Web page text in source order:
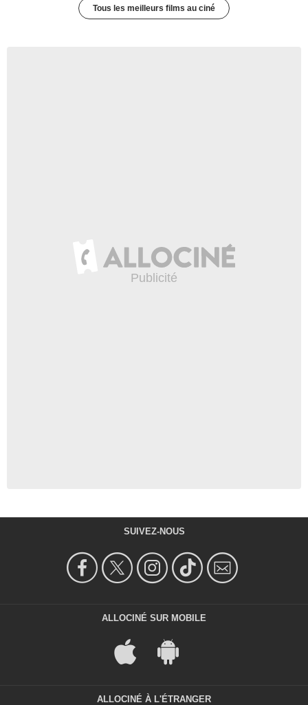
Tous les meilleurs films au ciné
SUIVEZ-NOUS
ALLOCINÉ SUR MOBILE
ALLOCINÉ À L'ÉTRANGER